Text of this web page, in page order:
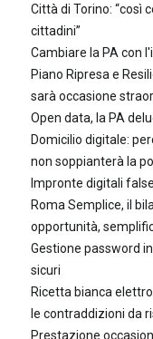
Città di Torino: “così
cittadini”
Cambiare la PA con
Piano Ripresa e
sarà occasione
Open data, la PA
Domicilio digitale:
non soppianterà la
Impronte digitali
Roma Semplice, il
opportunità,
Gestione password
sicuri
Ricetta bianca
le contraddizioni da
Prestazione